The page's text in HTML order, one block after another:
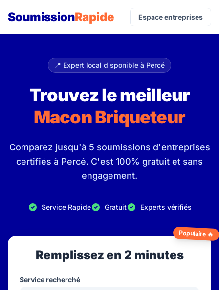
SoumissionRapide Espace entreprises
📍 Expert local disponible à Percé
Trouvez le meilleur
Macon Briqueteur
Comparez jusqu'à 5 soumissions d'entreprises
certifiés à Percé. C'est 100% gratuit et sans
engagement.
Service Rapide Gratuit Experts vérifiés
Populaire 🔥
Remplissez en 2 minutes
Service recherché